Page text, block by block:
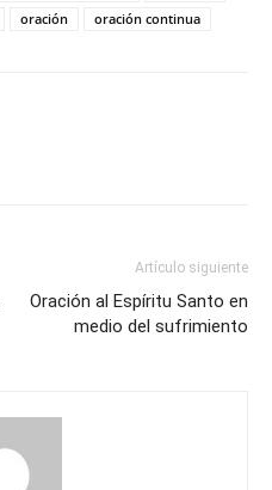
oración oración continua
Artículo siguiente
Oración al Espíritu Santo en
medio del sufrimiento